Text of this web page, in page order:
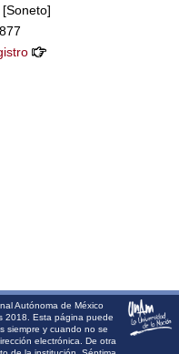
[Soneto]
Autónoma de México
2018. Esta página puede
siempre y cuando no se
electrónica. De otra